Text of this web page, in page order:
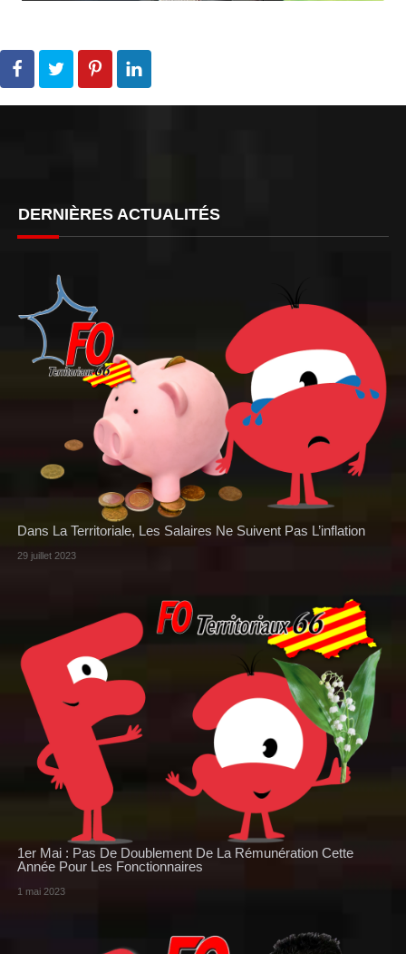
DERNIÈRES ACTUALITÉS
Dans La Territoriale, Les Salaires Ne Suivent Pas L’inflation
29 juillet 2023
1er Mai : Pas De Doublement De La Rémunération Cette
Année Pour Les Fonctionnaires
1 mai 2023